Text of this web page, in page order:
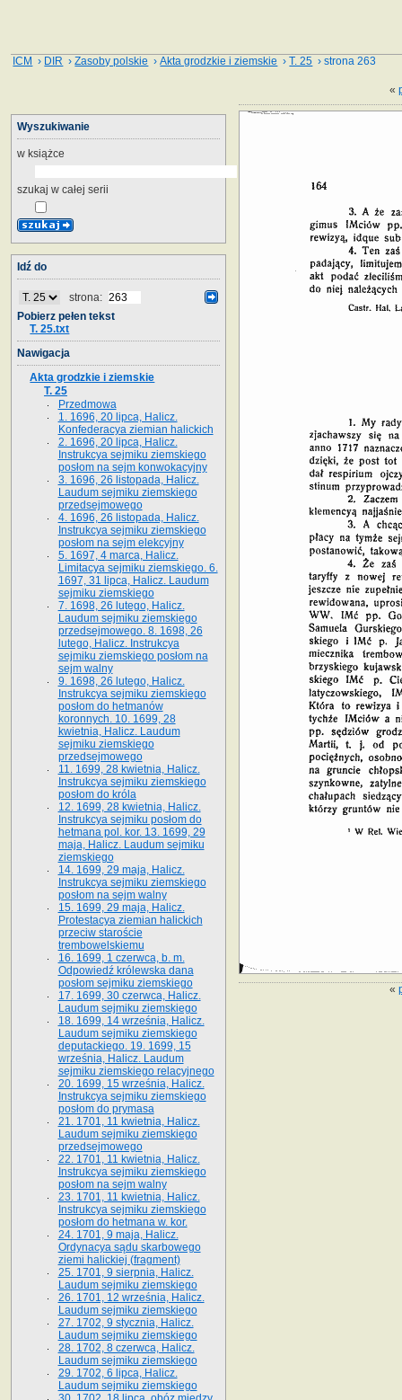
ICM › DIR ›Zasoby polskie ›Akta grodzkie i ziemskie ›T. 25 › strona 263
«
«
Wyszukiwanie
w książce
szukaj w całej serii
Idź do
strona:
Pobierz pełen tekst
T. 25.txt
Nawigacja
Akta grodzkie i ziemskie
T. 25
Przedmowa
1. 1696, 20 lipca, Halicz.
Konfederacya ziemian halickich
2. 1696, 20 lipca, Halicz.
Instrukcya sejmiku ziemskiego
posłom na sejm konwokacyjny
3. 1696, 26 listopada, Halicz.
Laudum sejmiku ziemskiego
przedsejmowego
4. 1696, 26 listopada, Halicz.
Instrukcya sejmiku ziemskiego
posłom na sejm elekcyjny
5. 1697, 4 marca, Halicz.
Limitacya sejmiku ziemskiego. 6.
1697, 31 lipca, Halicz. Laudum
sejmiku ziemskiego
7. 1698, 26 lutego, Halicz.
Laudum sejmiku ziemskiego
przedsejmowego. 8. 1698, 26
lutego, Halicz. Instrukcya
sejmiku ziemskiego posłom na
sejm walny
9. 1698, 26 lutego, Halicz.
Instrukcya sejmiku ziemskiego
posłom do hetmanów
koronnych. 10. 1699, 28
kwietnia, Halicz. Laudum
sejmiku ziemskiego
przedsejmowego
11. 1699, 28 kwietnia, Halicz.
Instrukcya sejmiku ziemskiego
posłom do króla
12. 1699, 28 kwietnia, Halicz.
Instrukcya sejmiku posłom do
hetmana pol. kor. 13. 1699, 29
maja, Halicz. Laudum sejmiku
ziemskiego
14. 1699, 29 maja, Halicz.
Instrukcya sejmiku ziemskiego
posłom na sejm walny
15. 1699, 29 maja, Halicz.
Protestacya ziemian halickich
przeciw staroście
trembowelskiemu
16. 1699, 1 czerwca, b. m.
Odpowiedź królewska dana
posłom sejmiku ziemskiego
17. 1699, 30 czerwca, Halicz.
Laudum sejmiku ziemskiego
18. 1699, 14 września, Halicz.
Laudum sejmiku ziemskiego
deputackiego. 19. 1699, 15
września, Halicz. Laudum
sejmiku ziemskiego relacyjnego
20. 1699, 15 września, Halicz.
Instrukcya sejmiku ziemskiego
posłom do prymasa
21. 1701, 11 kwietnia, Halicz.
Laudum sejmiku ziemskiego
przedsejmowego
22. 1701, 11 kwietnia, Halicz.
Instrukcya sejmiku ziemskiego
posłom na sejm walny
23. 1701, 11 kwietnia, Halicz.
Instrukcya sejmiku ziemskiego
posłom do hetmana w. kor.
24. 1701, 9 maja, Halicz.
Ordynacya sądu skarbowego
ziemi halickiej (fragment)
25. 1701, 9 sierpnia, Halicz.
Laudum sejmiku ziemskiego
26. 1701, 12 września, Halicz.
Laudum sejmiku ziemskiego
27. 1702, 9 stycznia, Halicz.
Laudum sejmiku ziemskiego
28. 1702, 8 czerwca, Halicz.
Laudum sejmiku ziemskiego
29. 1702, 6 lipca, Halicz.
Laudum sejmiku ziemskiego